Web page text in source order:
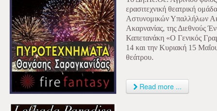
ερασιτεχνική θεατρική
Αστυνομικών Υπαλλήλων
Ακαρνανίας, της Διεθνούς
Καπετανάκη «Ο Γενικός
14 και την Κυριακή 15
θεάτρου.
Read more ...